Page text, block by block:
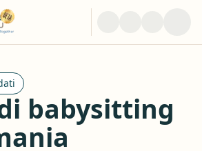
babysitting